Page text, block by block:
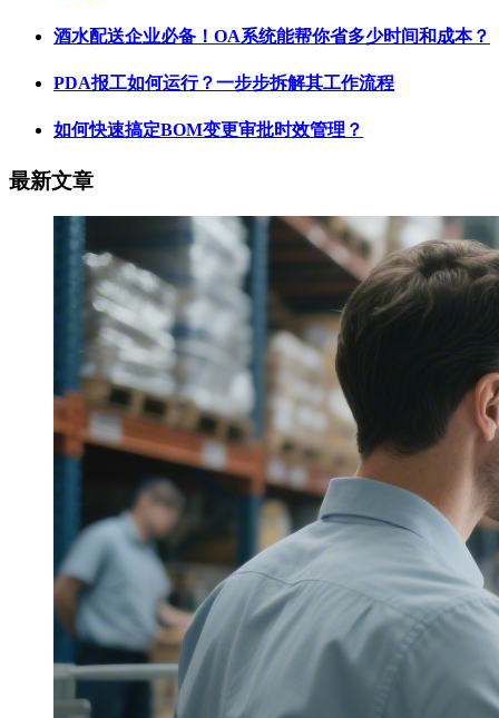
酒水配送企业必备！OA系统能帮你省多少时间和成本？
PDA报工如何运行？一步步拆解其工作流程
如何快速搞定BOM变更审批时效管理？
最新文章